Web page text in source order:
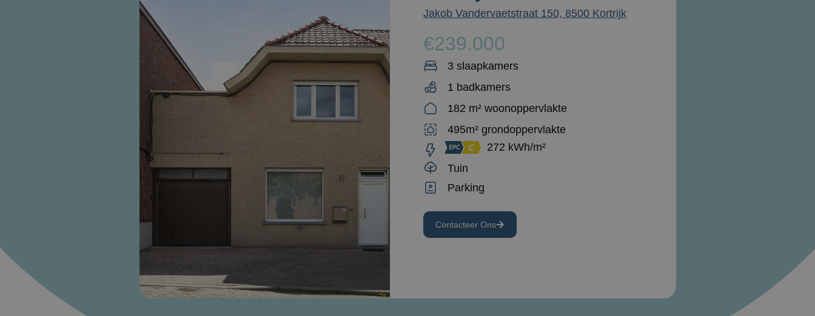
Jakob Vandervaetstraat 150, 8500 Kortrijk
€239.000
3 slaapkamers
1 badkamers
182 m² woonoppervlakte
495m² grondoppervlakte
272 kWh/m²
Tuin
Parking
Contacteer Ons